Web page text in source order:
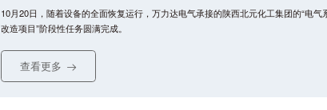
10月20日，随着设备的全面恢复运行，万力达电气承接的陕西北元化工集团的“电气
改造项目”阶段性任务圆满完成。
查看更多